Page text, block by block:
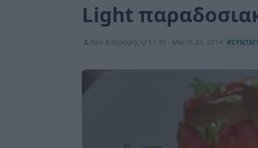
Light
Νέα Διατροφής 11:30 - March 23, 2014